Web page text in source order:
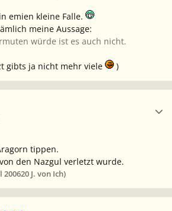
emien kleine Falle.
meine Aussage:
würde ist es auch nicht.
gibts ja nicht mehr viele )
tippen.
den Nazgul verletzt wurde.
200620 J. von Ich)